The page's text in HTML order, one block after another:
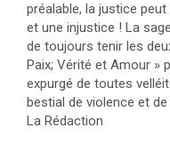
préalable, la justice
et une injustice ! La
de toujours tenir les
Paix; Vérité et Amour »
expurgé de toutes
bestial de violence et
La Rédaction